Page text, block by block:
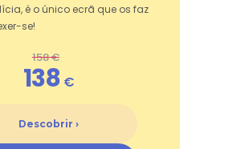
é o único ecrã que os faz
se!
158 €
138 €
Descobrir ›